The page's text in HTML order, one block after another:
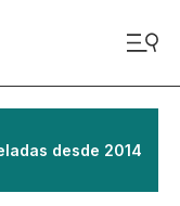
desde 2014